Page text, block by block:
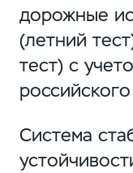
дорожные
(летний
тест) с
Система